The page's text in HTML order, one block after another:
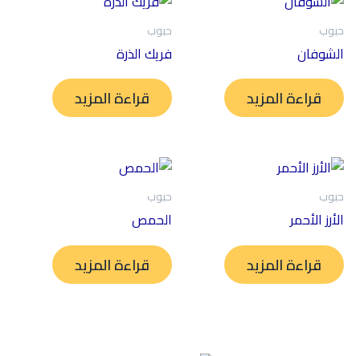
حبوب
الشوفان
قراءة المزيد
حبوب
فريك الذرة
قراءة المزيد
حبوب
الأرز الأحمر
قراءة المزيد
حبوب
الحمص
قراءة المزيد